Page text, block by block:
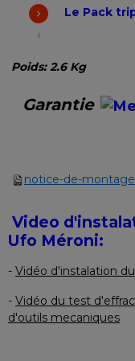
Le Pack
Poids: 2.6 Kg
Garantie
notice-de-
Video
Ufo Méroni:
- Vidéo d'instalation
- Vidéo du test
d'outils mecaniques